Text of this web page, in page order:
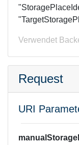
Verwendet
Request
URI